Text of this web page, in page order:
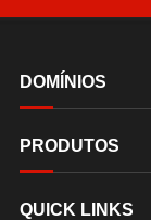
DOMÍNIOS
PRODUTOS
QUICK LINKS